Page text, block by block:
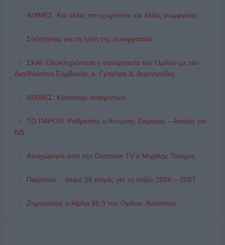
ΑΙΧΜΕΣ: Και άλλες αποχωρήσεις και άλλες συμφωνίες
Συζητήσεις για τη λήξη της συνεργασίας
ΣΚΑΪ: Ολοκληρώνεται η συνεργασία του Ομίλου με τον
Διευθύνοντα Σύμβουλο, κ. Γρηγόρη Δ. Δημητριάδη,
ΑΙΧΜΕΣ: Καλοκαίρι ανατροπών
ΤΟ ΠΑΡΟΝ: Ρυθμιστής ο Αντώνης Σαμαράς – Απειλή για
ΝΔ
Αποχώρησε από την Cosmote TV o Μιχάλης Τσώχος
Παίρνουν… σειρά 26 σειρές για τη σεζόν 2026 – 2027
Ζημιογόνος ο Alpha 98,9 του Ομίλου Audiomax